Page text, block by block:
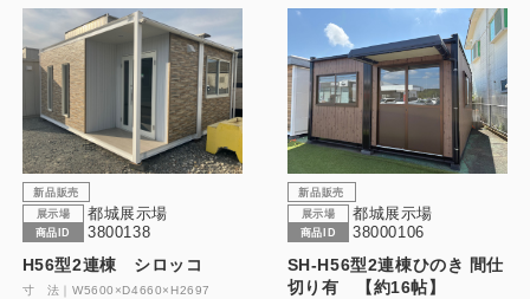
新品販売
展示場
都城展示場
商品ID 3800138
H56型2連棟 シロッコ
寸 法｜W5600×D4660×H2697
新品販売
展示場
都城展示場
商品ID 38000106
SH-H56型2連棟ひのき 間仕
切り有 【約16帖】